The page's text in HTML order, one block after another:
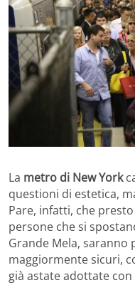
La metro di New York
questioni di estetica,
Pare, infatti, che
persone che si
Grande Mela, saranno
maggiormente sicuri,
già astate adottate